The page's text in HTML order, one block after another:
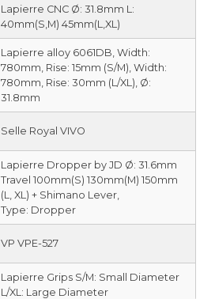
Lapierre CNC Ø: 31.8mm L:
40mm(S,M) 45mm(L,XL)
Lapierre alloy 6061DB, Width:
780mm, Rise: 15mm (S/M), Width:
780mm, Rise: 30mm (L/XL), Ø:
31.8mm
Selle Royal VIVO
Lapierre Dropper by JD Ø: 31.6mm
Travel 100mm(S) 130mm(M) 150mm
(L, XL) + Shimano Lever,
Type: Dropper
VP VPE-527
Lapierre Grips S/M: Small Diameter
L/XL: Large Diameter